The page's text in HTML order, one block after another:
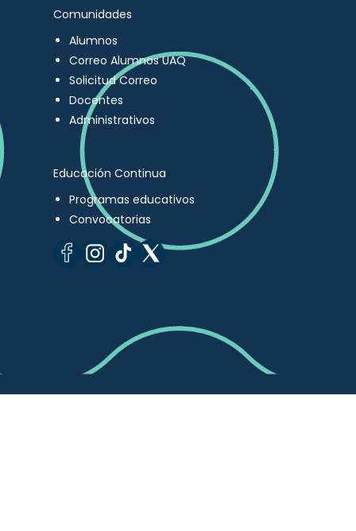
Comunidades
Alumnos
Correo Alumnos UAQ
Solicitud Correo
Docentes
Administrativos
Educación Continua
Programas educativos
Convocatorias